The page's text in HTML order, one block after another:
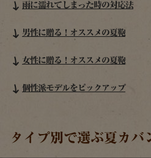
雨に濡れてしまった時の対応法
男性に贈る！オススメの夏鞄
女性に贈る！オススメの夏鞄
個性派モデルをピックアップ
タイプ別で選ぶ夏カバ